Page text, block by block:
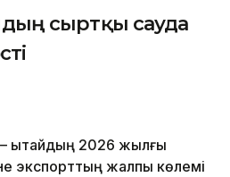
сыртқы сауда
Қытайдың 2026 жылғы
экспорттың жалпы көлемі